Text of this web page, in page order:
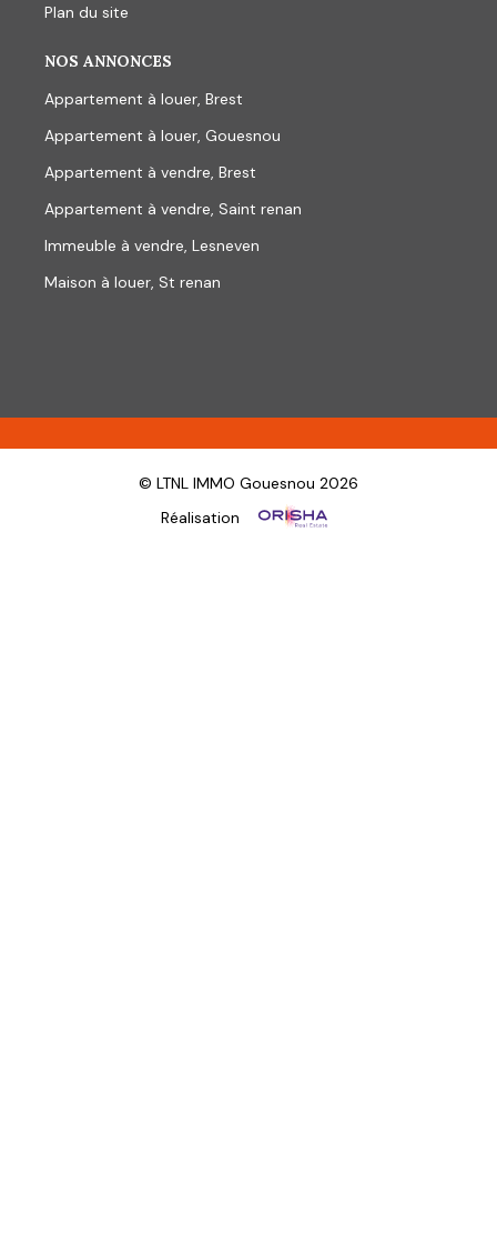
Plan du site
NOS ANNONCES
Appartement à louer, Brest
Appartement à louer, Gouesnou
Appartement à vendre, Brest
Appartement à vendre, Saint renan
Immeuble à vendre, Lesneven
Maison à louer, St renan
© LTNL IMMO Gouesnou 2026
Réalisation